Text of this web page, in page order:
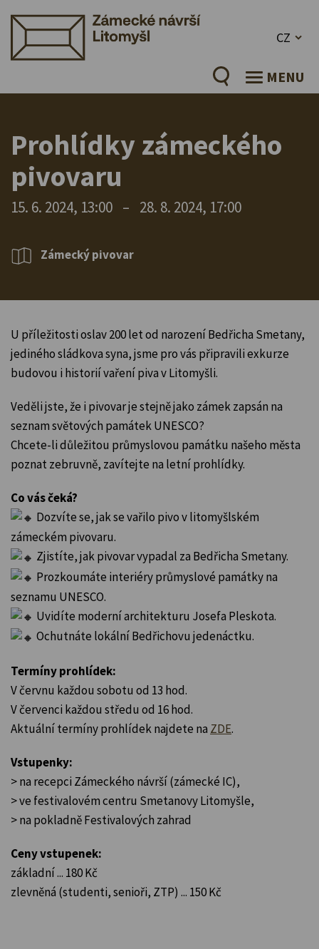
CZ
MENU
Prohlídky zámeckého
pivovaru
15. 6. 2024, 13:00 – 28. 8. 2024, 17:00
Zámecký pivovar
U příležitosti oslav 200 let od narození Bedřicha Smetany,
jediného sládkova syna, jsme pro vás připravili exkurze
budovou i historií vaření piva v Litomyšli.
Veděli jste, že i pivovar je stejně jako zámek zapsán na
seznam světových památek UNESCO?
Chcete-li důležitou průmyslovou památku našeho města
poznat zebruvně, zavítejte na letní prohlídky.
Co vás čeká?
Dozvíte se, jak se vařilo pivo v litomyšlském
zámeckém pivovaru.
Zjistíte, jak pivovar vypadal za Bedřicha Smetany.
Prozkoumáte interiéry průmyslové památky na
seznamu UNESCO.
Uvidíte moderní architekturu Josefa Pleskota.
Ochutnáte lokální Bedřichovu jedenáctku.
Termíny prohlídek:
V červnu každou sobotu od 13 hod.
V červenci každou středu od 16 hod.
Aktuální termíny prohlídek najdete na ZDE.
Vstupenky:
> na recepci Zámeckého návrší (zámecké IC),
> ve festivalovém centru Smetanovy Litomyšle,
> na pokladně Festivalových zahrad
Ceny vstupenek:
základní ... 180 Kč
zlevněná (studenti, senioři, ZTP) ... 150 Kč